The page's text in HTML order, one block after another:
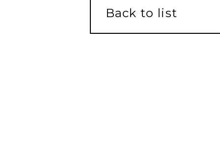
Back to list